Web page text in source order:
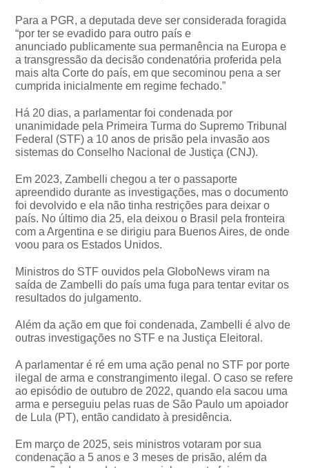
Para a PGR, a deputada deve ser considerada foragida
“por ter se evadido para outro país e
anunciado publicamente sua permanência na Europa e
a transgressão da decisão condenatória proferida pela
mais alta Corte do país, em que secominou pena a ser
cumprida inicialmente em regime fechado.”
Há 20 dias, a parlamentar foi condenada por
unanimidade pela Primeira Turma do Supremo Tribunal
Federal (STF) a 10 anos de prisão pela invasão aos
sistemas do Conselho Nacional de Justiça (CNJ).
Em 2023, Zambelli chegou a ter o passaporte
apreendido durante as investigações, mas o documento
foi devolvido e ela não tinha restrições para deixar o
país. No último dia 25, ela deixou o Brasil pela fronteira
com a Argentina e se dirigiu para Buenos Aires, de onde
voou para os Estados Unidos.
Ministros do STF ouvidos pela GloboNews viram na
saída de Zambelli do país uma fuga para tentar evitar os
resultados do julgamento.
Além da ação em que foi condenada, Zambelli é alvo de
outras investigações no STF e na Justiça Eleitoral.
A parlamentar é ré em uma ação penal no STF por porte
ilegal de arma e constrangimento ilegal. O caso se refere
ao episódio de outubro de 2022, quando ela sacou uma
arma e perseguiu pelas ruas de São Paulo um apoiador
de Lula (PT), então candidato à presidência.
Em março de 2025, seis ministros votaram por sua
condenação a 5 anos e 3 meses de prisão, além da